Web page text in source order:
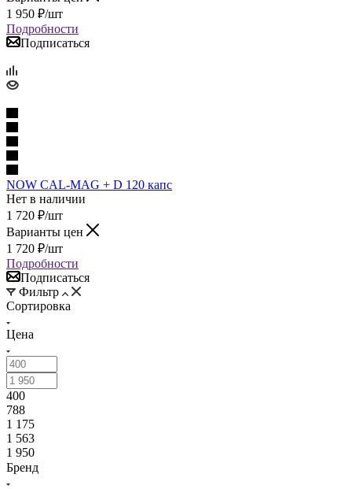
1 950 ₽/шт
Подробности
Подписаться
NOW CAL-MAG + D 120 капс
Нет в наличии
1 720 ₽/шт
Варианты цен
1 720 ₽/шт
Подробности
Подписаться
Фильтр
Сортировка
Цена
400
788
1 175
1 563
1 950
Бренд